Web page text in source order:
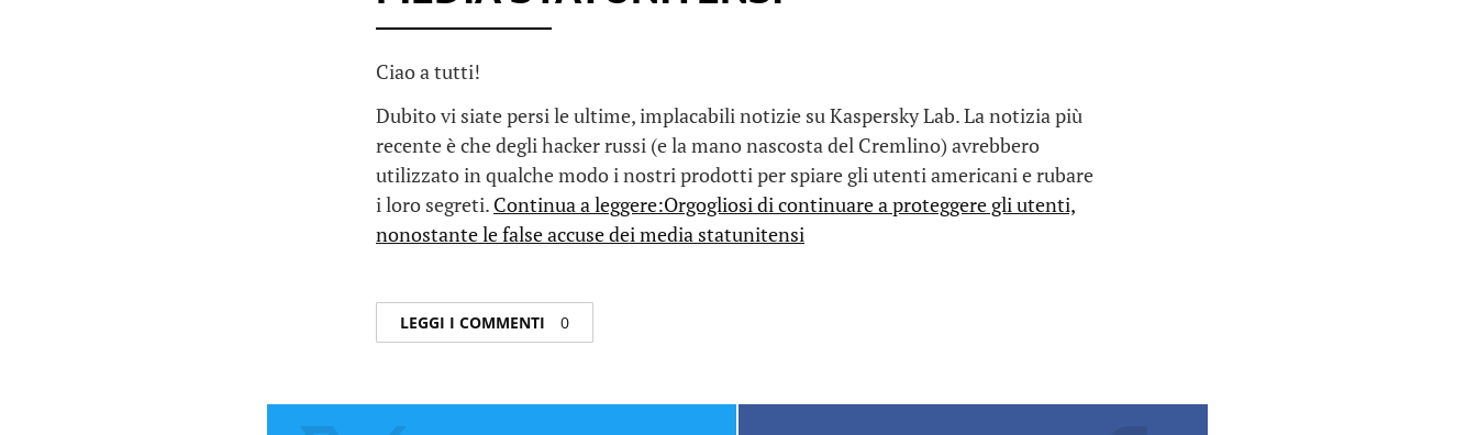
Ciao a tutti!
Dubito vi siate persi le ultime, implacabili notizie su Kaspersky Lab. La notizia più
recente è che degli hacker russi (e la mano nascosta del Cremlino) avrebbero
utilizzato in qualche modo i nostri prodotti per spiare gli utenti americani e rubare
i loro segreti. Continua a leggere:Orgogliosi di continuare a proteggere gli utenti,
nonostante le false accuse dei media statunitensi
LEGGI I COMMENTI 0